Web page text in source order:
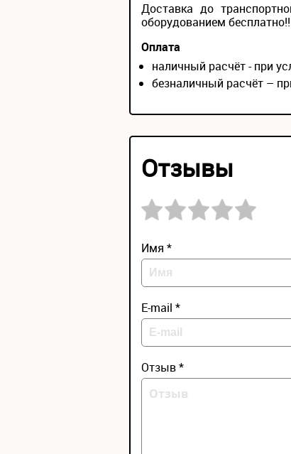
Доставка до
оборудованием
Оплата
наличный расчёт - при
безналичный расчёт –
Отзывы
Имя *
E-mail *
Отзыв *